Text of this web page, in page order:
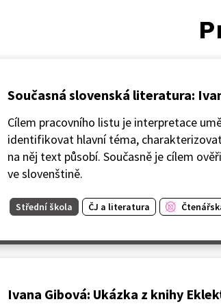
Současná slovenská literatura:
Cílem pracovního listu je interpretace
identifikovat hlavní téma,
na něj text působí. Současně je cílem
ve slovenštině.
Střední škola ČJ a literatura
Ivana Gibová: Ukázka z knihy